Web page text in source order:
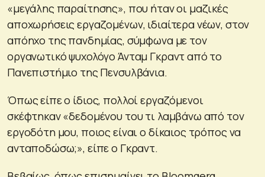
«μεγάλης παραίτησης», που ήταν οι μαζικές
αποχωρήσεις εργαζομένων, ιδιαίτερα νέων, στον
απόηχο της πανδημίας, σύμφωνα με τον
οργανωτικό ψυχολόγο Άνταμ Γκραντ από το
Πανεπιστήμιο της Πενσυλβάνια.
Όπως είπε ο ίδιος, πολλοί εργαζόμενοι
σκέφτηκαν «δεδομένου του τι λαμβάνω από τον
εργοδότη μου, ποιος είναι ο δίκαιος τρόπος να
ανταποδώσω;», είπε ο Γκραντ.